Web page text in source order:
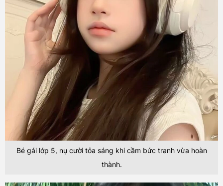
Bé gái lớp 5, nụ cười tỏa sáng khi cầm bức tranh vừa hoàn
thành.